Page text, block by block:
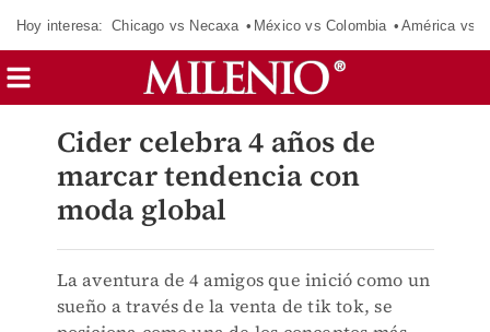
Hoy interesa: Chicago vs Necaxa México vs Colombia América vs
Cider celebra 4 años de
marcar tendencia con
moda global
La aventura de 4 amigos que inició como un
sueño a través de la venta de tik tok, se